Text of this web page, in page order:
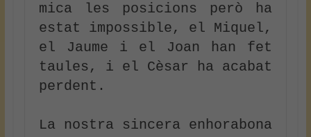
mica les posicions però ha
estat impossible, el Miquel,
el Jaume i el Joan han fet
taules, i el Cèsar ha acabat
perdent.
La nostra sincera enhorabona